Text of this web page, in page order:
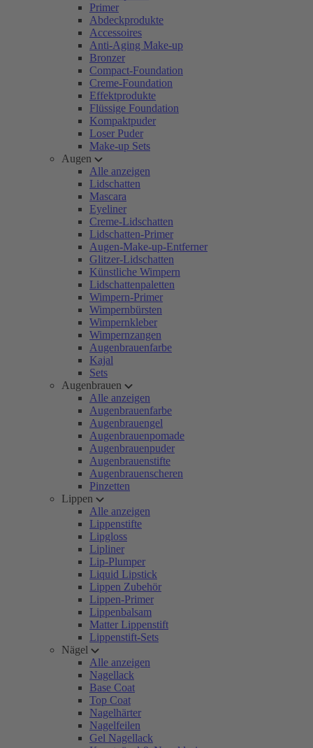
Primer
Abdeckprodukte
Accessoires
Anti-Aging Make-up
Bronzer
Compact-Foundation
Creme-Foundation
Effektprodukte
Flüssige Foundation
Kompaktpuder
Loser Puder
Make-up Sets
Augen
Alle anzeigen
Lidschatten
Mascara
Eyeliner
Creme-Lidschatten
Lidschatten-Primer
Augen-Make-up-Entferner
Glitzer-Lidschatten
Künstliche Wimpern
Lidschattenpaletten
Wimpern-Primer
Wimpernbürsten
Wimpernkleber
Wimpernzangen
Augenbrauenfarbe
Kajal
Sets
Augenbrauen
Alle anzeigen
Augenbrauenfarbe
Augenbrauengel
Augenbrauenpomade
Augenbrauenpuder
Augenbrauenstifte
Augenbrauenscheren
Pinzetten
Lippen
Alle anzeigen
Lippenstifte
Lipgloss
Lipliner
Lip-Plumper
Liquid Lipstick
Lippen Zubehör
Lippen-Primer
Lippenbalsam
Matter Lippenstift
Lippenstift-Sets
Nägel
Alle anzeigen
Nagellack
Base Coat
Top Coat
Nagelhärter
Nagelfeilen
Gel Nagellack